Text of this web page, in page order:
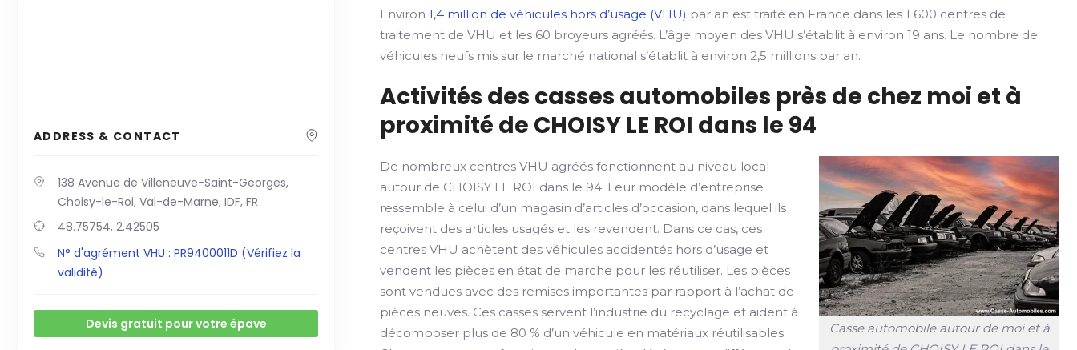
ADDRESS & CONTACT
138 Avenue de Villeneuve-Saint-Georges,
Choisy-le-Roi, Val-de-Marne, IDF, FR
48.75754, 2.42505
N° d'agrément VHU : PR9400011D (Vérifiez la
validité)
Devis gratuit pour votre épave
Environ1,4 million de véhicules hors d’usage (VHU) par an est traité en France dans les 1 600 centres de
traitement de VHU et les 60 broyeurs agréés. L’âge moyen des VHU s’établit à environ 19 ans. Le nombre de
véhicules neufs mis sur le marché national s’établit à environ 2,5 millions par an.
Activités des casses automobiles près de chez moi et à
proximité de CHOISY LE ROI dans le 94
Casse automobile autour de moi et à
De nombreux centres VHU agréés fonctionnent au niveau local
autour de CHOISY LE ROI dans le 94. Leur modèle d’entreprise
ressemble à celui d’un magasin d’articles d’occasion, dans lequel ils
reçoivent des articles usagés et les revendent. Dans ce cas, ces
centres VHU achètent des véhicules accidentés hors d’usage et
vendent les pièces en état de marche pour les réutiliser. Les pièces
sont vendues avec des remises importantes par rapport à l’achat de
pièces neuves. Ces casses servent l’industrie du recyclage et aident à
décomposer plus de 80 % d’un véhicule en matériaux réutilisables.